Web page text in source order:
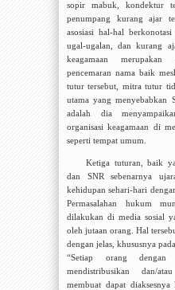
sopir mabuk, kondektur
penumpang kurang ajar
asosiasi hal-hal
ugal-ugalan, dan kurang
keagamaan
pencemaran nama baik
tutur tersebut, mitra tutur
utama yang menyebabkan
adalah dia
organisasi keagamaan di
seperti tempat umum.
Ketiga tuturan, baik
dan SNR sebenarnya
kehidupan sehari-hari
Permasalahan hukum
dilakukan di media sosial
oleh jutaan orang. Hal
dengan jelas, khususnya
“Setiap orang
mendistribusikan dan/
membuat dapat